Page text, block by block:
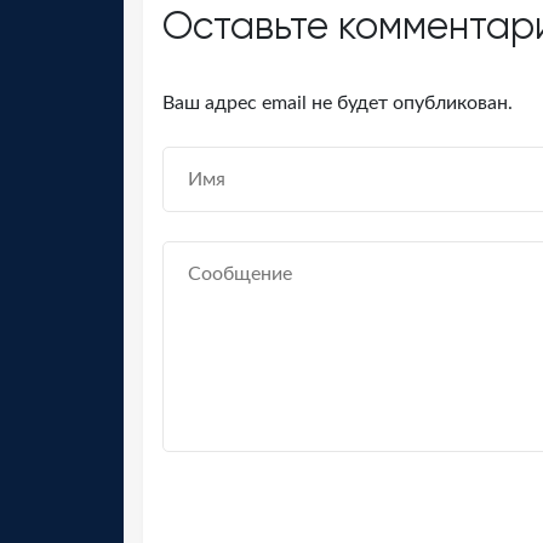
Оставьте
Ваш адрес email не будет опубликован.